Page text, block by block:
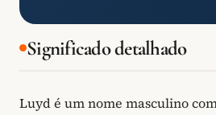
Significado detalhado
Luyd é um nome masculino